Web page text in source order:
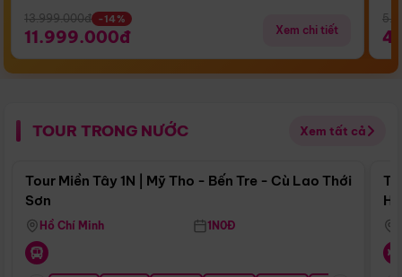
13.999.000đ -14%
11.999.000đ Xem chi tiết
TOUR TRONG NƯỚC Xem tất cả
Điểm nổi bật
Tour Miền Tây 1N | Mỹ Tho - Bến Tre - Cù Lao Thới
Sơn
Hồ Chí Minh 1N0Đ